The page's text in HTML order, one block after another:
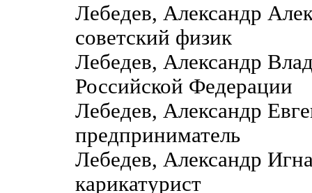
Лебедев, Александр
советский физик
Лебедев, Александр
Российской Федерации
Лебедев, Александр
предприниматель
Лебедев, Александр
карикатурист